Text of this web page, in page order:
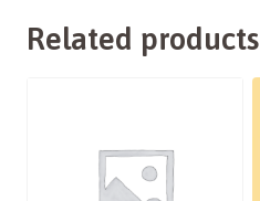
Related products